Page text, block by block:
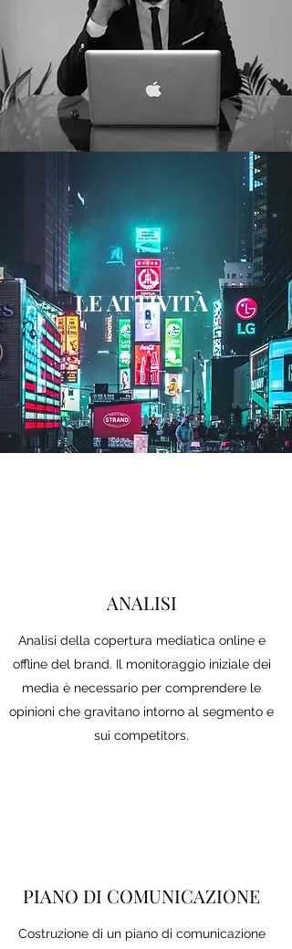
LE ATTIVITÀ
ANALISI
Analisi della copertura mediatica online e
offline del brand. Il monitoraggio iniziale dei
media è necessario per comprendere le
opinioni che gravitano intorno al segmento e
sui competitors.
PIANO DI COMUNICAZIONE
Costruzione di un piano di comunicazione